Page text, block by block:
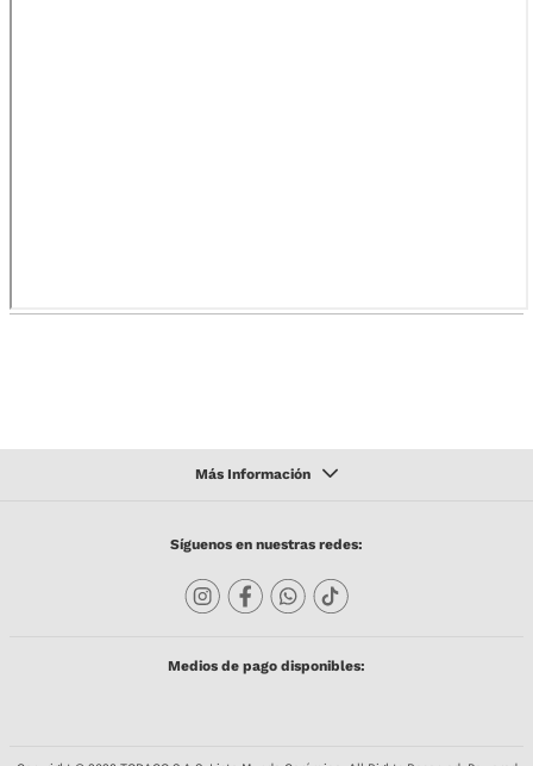
Síguenos en nuestras redes:
Medios de pago disponibles: